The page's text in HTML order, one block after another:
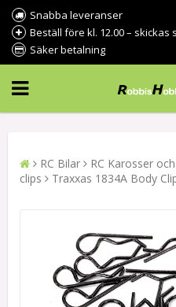
Snabba leveranser
Beställ före kl. 12.00 – skickas
Säker betalning
RC Bilar RC Karosser
clips
Traxxas 1834A Body